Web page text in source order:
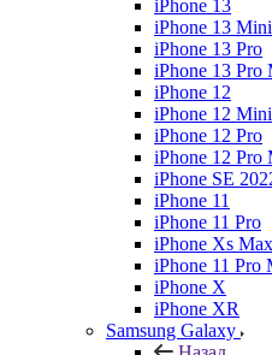
iPhone 13
iPhone 13 Mini
iPhone 13 Pro
iPhone 13 Pro
iPhone 12
iPhone 12 Mini
iPhone 12 Pro
iPhone 12 Pro
iPhone SE
iPhone 11
iPhone 11 Pro
iPhone Xs Max
iPhone 11 Pro
iPhone X
iPhone XR
Samsung Galaxy